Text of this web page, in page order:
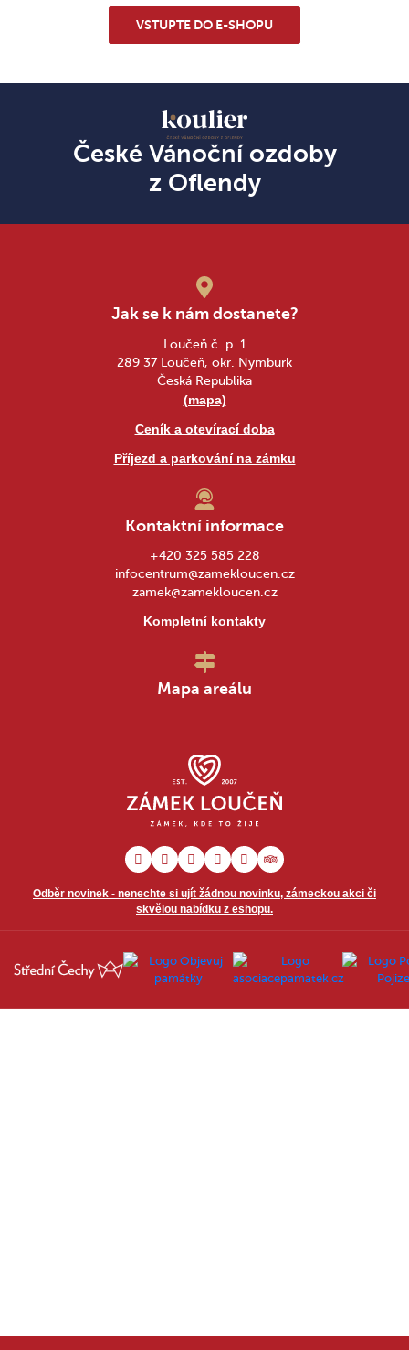
VSTUPTE DO E-SHOPU
České Vánoční ozdoby
z Oflendy
Jak se k nám dostanete?
Loučeň č. p. 1
289 37 Loučeň, okr. Nymburk
Česká Republika
(mapa)
Ceník a otevírací doba
Příjezd a parkování na zámku
Odběr novinek - nenechte si ujít žádnou novinku, zámeckou akci či
skvělou nabídku z eshopu.
Kontaktní informace
+420 325 585 228
infocentrum@zamekloucen.cz
zamek@zamekloucen.cz
Kompletní kontakty
Mapa areálu